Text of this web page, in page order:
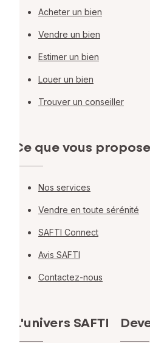
Acheter un bien
Vendre un bien
Estimer un bien
Louer un bien
Trouver un conseiller
Ce que vous
Nos services
Vendre en toute sérénité
SAFTI Connect
Avis SAFTI
Contactez-nous
L'univers SAFTI